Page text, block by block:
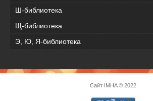
Ш-библиотека
Щ-библиотека
Э, Ю, Я-библиотека
Сайт IMHA© 2022